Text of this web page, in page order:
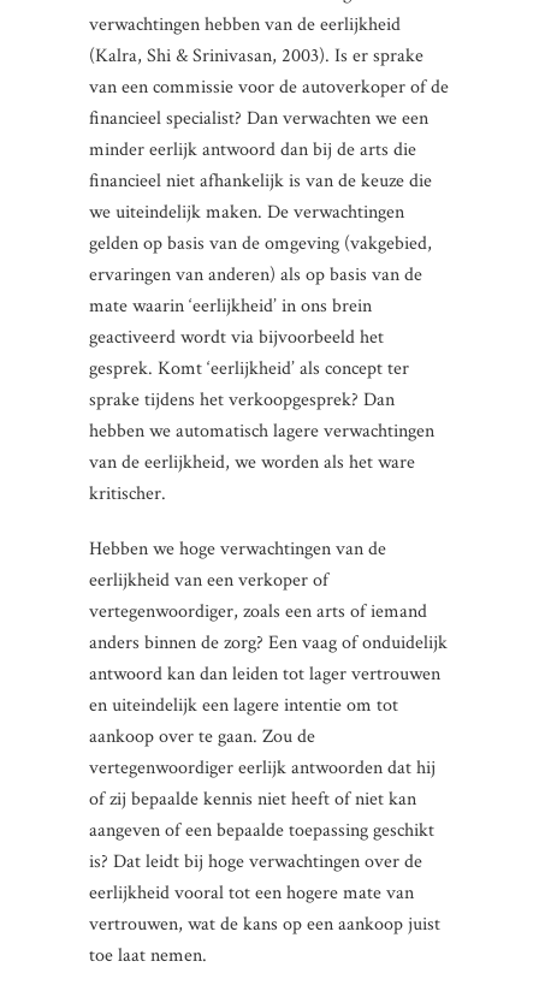
verwachtingen hebben van de eerlijkheid
(Kalra, Shi & Srinivasan, 2003). Is er sprake
van een commissie voor de autoverkoper of de
financieel specialist? Dan verwachten we een
minder eerlijk antwoord dan bij de arts die
financieel niet afhankelijk is van de keuze die
we uiteindelijk maken. De verwachtingen
gelden op basis van de omgeving (vakgebied,
ervaringen van anderen) als op basis van de
mate waarin ‘eerlijkheid’ in ons brein
geactiveerd wordt via bijvoorbeeld het
gesprek. Komt ‘eerlijkheid’ als concept ter
sprake tijdens het verkoopgesprek? Dan
hebben we automatisch lagere verwachtingen
van de eerlijkheid, we worden als het ware
kritischer.
Hebben we hoge verwachtingen van de
eerlijkheid van een verkoper of
vertegenwoordiger, zoals een arts of iemand
anders binnen de zorg? Een vaag of onduidelijk
antwoord kan dan leiden tot lager vertrouwen
en uiteindelijk een lagere intentie om tot
aankoop over te gaan. Zou de
vertegenwoordiger eerlijk antwoorden dat hij
of zij bepaalde kennis niet heeft of niet kan
aangeven of een bepaalde toepassing geschikt
is? Dat leidt bij hoge verwachtingen over de
eerlijkheid vooral tot een hogere mate van
vertrouwen, wat de kans op een aankoop juist
toe laat nemen.